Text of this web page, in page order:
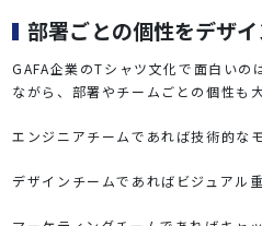
部署ごとの個性をデザ
GAFA企業のTシャツ文化で面白いの
ながら、部署やチームごとの個性も
エンジニアチームであれば技術的な
デザインチームであればビジュアル